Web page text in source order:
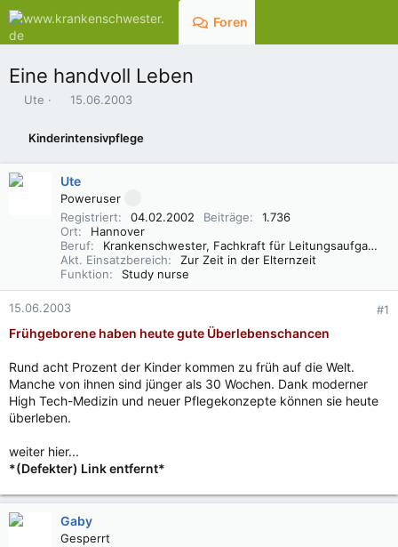
Foren
Eine handvoll Leben
E
e
Ute
E
t
e
l
l
a
m
15.06.2003
Kinderintensivpflege
Ute
Poweruser
Registriert
04.02.2002 Beiträge
1.736
Ort
Hannover
Beruf
Krankenschwester, Fachkraft für Leitungsaufgaben in der Pflege (FLP)
Akt. Einsatzbereich
Zur Zeit in der Elternzeit
Funktion
Study nurse
15.06.2003 #1
Frühgeborene haben heute gute Überlebenschancen
Rund acht Prozent der Kinder kommen zu früh auf die Welt.
Manche von ihnen sind jünger als 30 Wochen. Dank moderner
High Tech-Medizin und neuer Pflegekonzepte können sie heute
überleben.
weiter hier...
*(Defekter) Link entfernt*
Gaby
Gesperrt